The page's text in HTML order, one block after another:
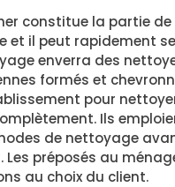
constitue la partie de
et il peut rapidement
enverra des
formés et
pour
Ils
de nettoyage
Les préposés au
au choix du client.